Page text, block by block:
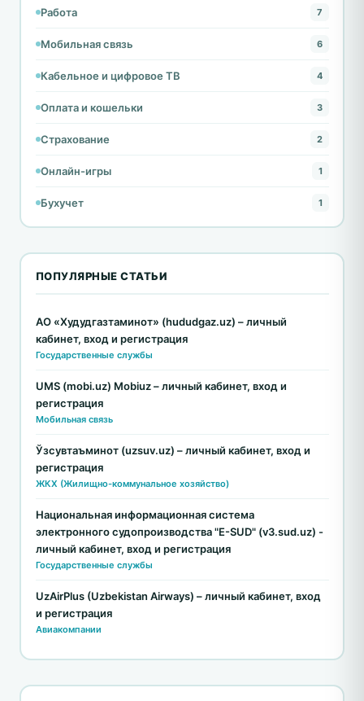
Работа 7
Мобильная связь 6
Кабельное и цифровое ТВ 4
Оплата и кошельки 3
Страхование 2
Онлайн-игры 1
Бухучет 1
ПОПУЛЯРНЫЕ СТАТЬИ
АО «Худудгазтаминот» (hududgaz.uz) – личный
кабинет, вход и регистрация
Государственные службы
UMS (mobi.uz) Mobiuz – личный кабинет, вход и
регистрация
Мобильная связь
Ўзсувтаъминот (uzsuv.uz) – личный кабинет, вход и
регистрация
ЖКХ (Жилищно-коммунальное хозяйство)
Национальная информационная система
электронного судопроизводства "E-SUD" (v3.sud.uz) -
личный кабинет, вход и регистрация
Государственные службы
UzAirPlus (Uzbekistan Airways) – личный кабинет, вход
и регистрация
Авиакомпании